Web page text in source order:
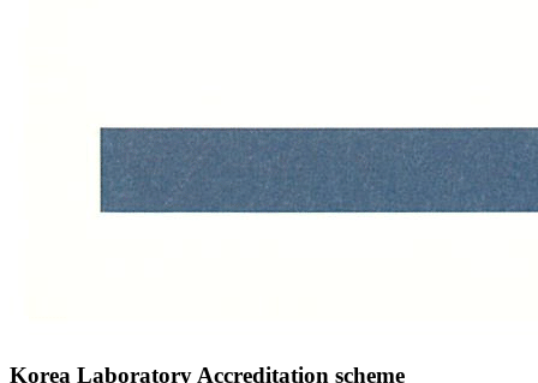
Korea Laboratory Accreditation scheme